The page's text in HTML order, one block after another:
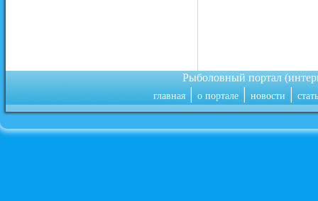
Рыболовный портал
главная|о портале|новости|